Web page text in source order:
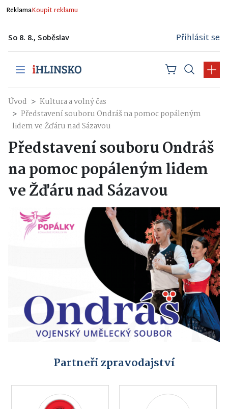
ReklamaKoupit reklamu
So 8. 8., Soběslav Přihlásit se
Úvod
Kultura a volný čas
Představení souboru Ondráš na pomoc popáleným
lidem ve Žďáru nad Sázavou
Představení souboru Ondráš
na pomoc popáleným lidem
ve Žďáru nad Sázavou
Partneři zpravodajství